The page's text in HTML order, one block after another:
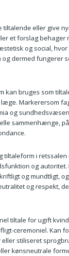
tiltalende eller give
et forslag behager
og social, hvor
dermed fungerer
kan bruges som
Markerersom
og
sammenhænge,
tiltaleform i
og autoritet.
og mundtligt,
og respekt,
tiltale for ugift
ceremoniel. Kan
stiliseret
kønsneutrale